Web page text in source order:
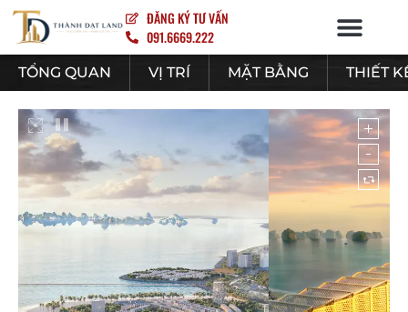
ĐĂNG KÝ TƯ VẤN
091.6669.222
TỔNG QUAN VỊ TRÍ MẶT BẰNG THIẾT